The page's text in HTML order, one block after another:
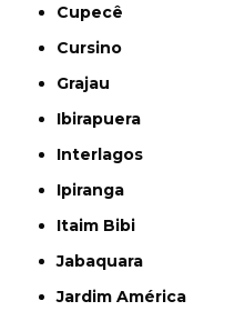
Cupecê
Cursino
Grajau
Ibirapuera
Interlagos
Ipiranga
Itaim Bibi
Jabaquara
Jardim América